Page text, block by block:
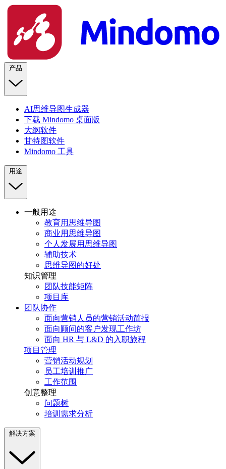
产品
AI思维导图生成器
下载 Mindomo 桌面版
大纲软件
甘特图软件
Mindomo 工具
用途
一般用途
教育用思维导图
商业用思维导图
个人发展用思维导图
辅助技术
思维导图的好处
知识管理
团队技能矩阵
项目库
团队协作
面向营销人员的营销活动简报
面向顾问的客户发现工作坊
面向 HR 与 L&D 的入职旅程
项目管理
营销活动规划
员工培训推广
工作范围
创意整理
问题树
培训需求分析
解决方案